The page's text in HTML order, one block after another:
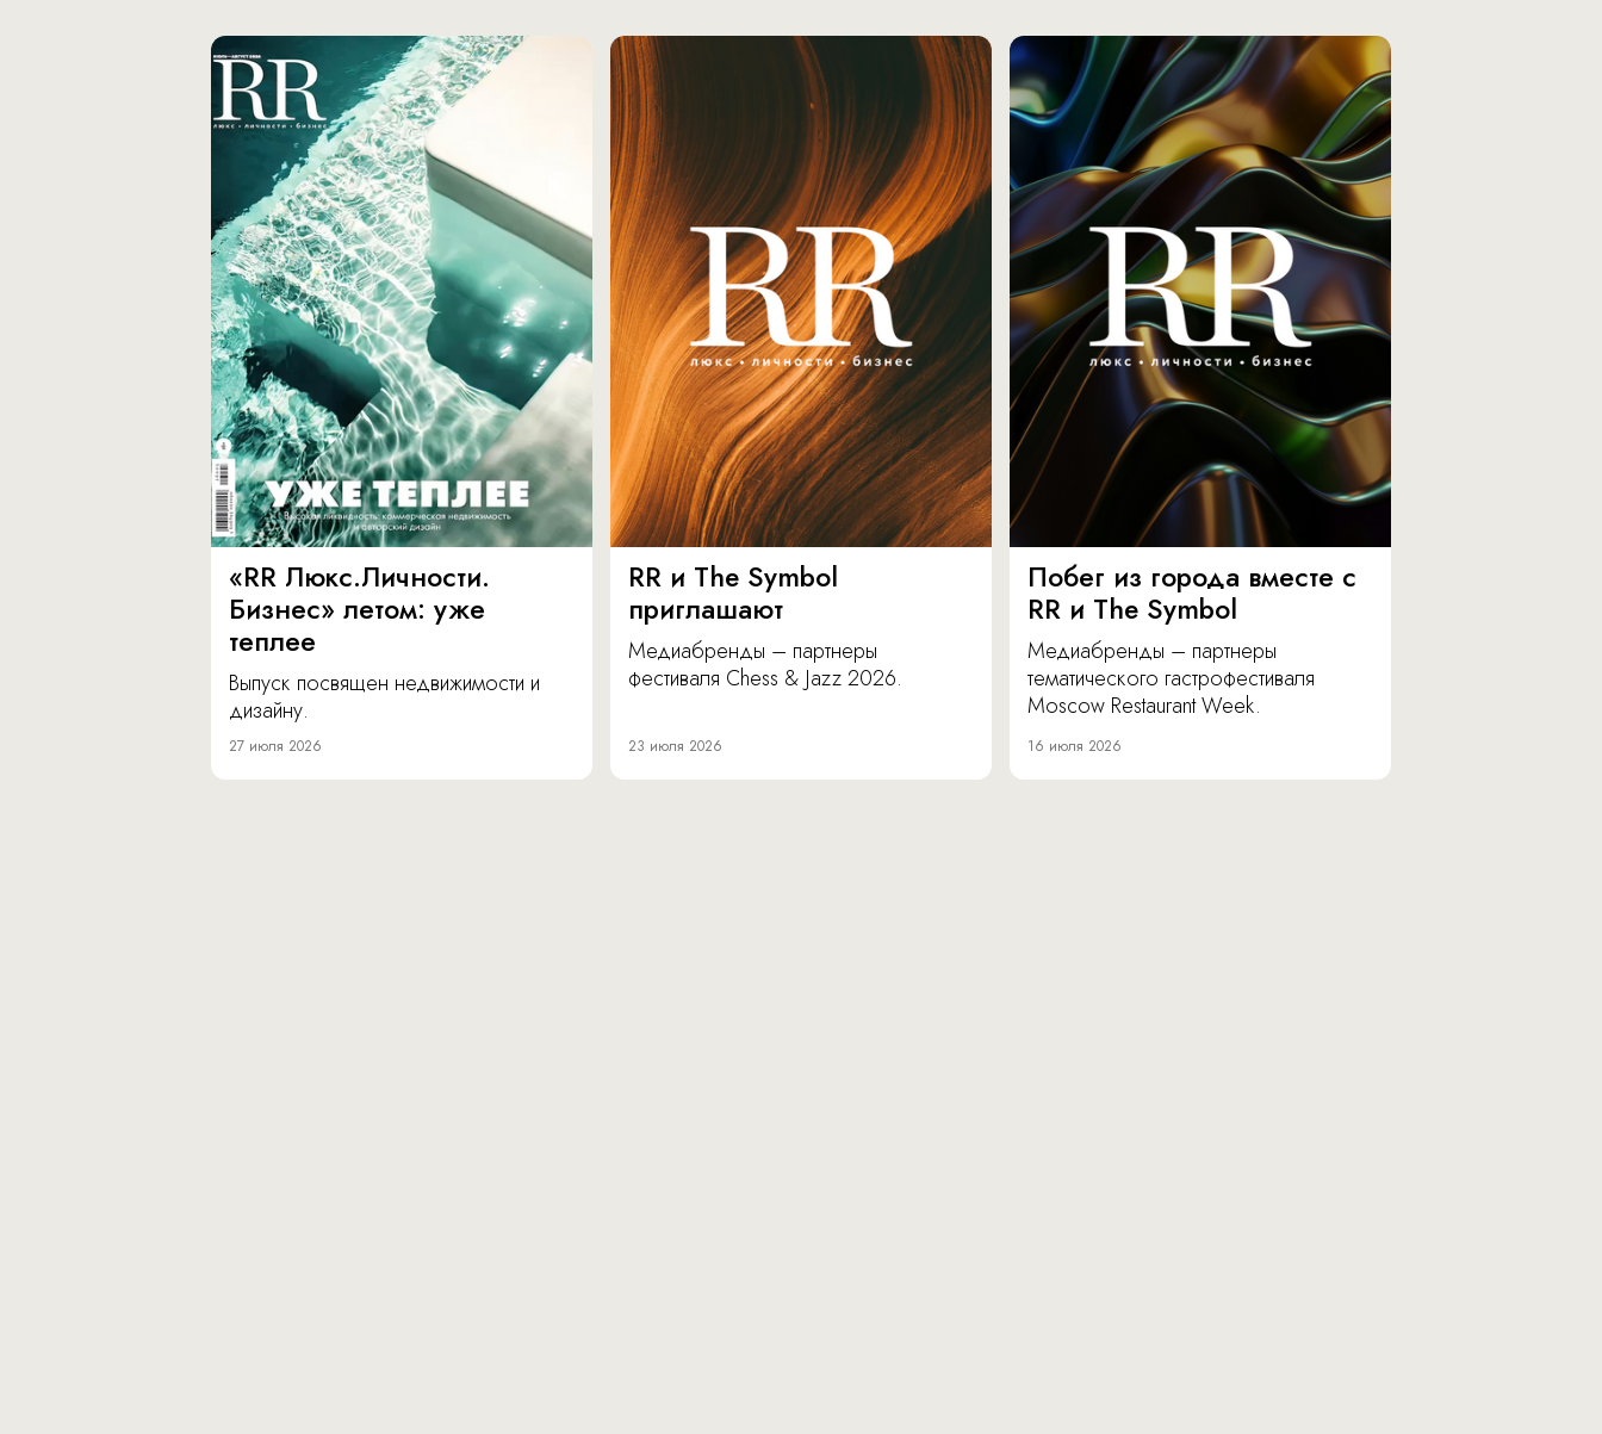
«RR Люкс.Личности.
Бизнес» летом: уже
теплее
Выпуск посвящен недвижимости и
дизайну.
27 июля 2026
RR и The Symbol
приглашают
Медиабренды – партнеры
фестиваля Chess & Jazz 2026.
23 июля 2026
Побег из города вместе с
RR и The Symbol
Медиабренды – партнеры
тематического гастрофестиваля
Moscow Restaurant Week.
16 июля 2026